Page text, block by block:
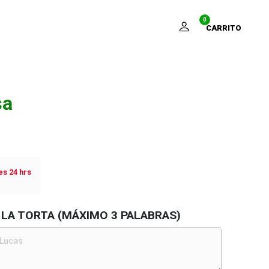
0
CARRITO
24 hrs
TORTA (MÁXIMO 3 PALABRAS)